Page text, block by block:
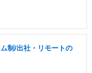
制/出社・リモートの